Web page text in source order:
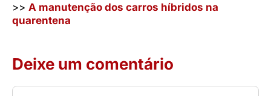
>> A manutenção dos carros híbridos na
quarentena
Deixe um comentário
Comentário